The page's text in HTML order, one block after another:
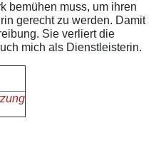
bemühen muss, um ihren
gerecht zu werden. Damit
Sie verliert die
mich als Dienstleisterin.